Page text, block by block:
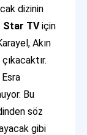
dizinin
Star TViçin
Akın
Bu
söz
gibi